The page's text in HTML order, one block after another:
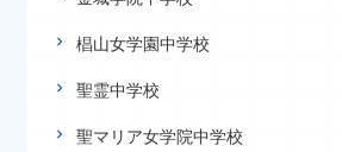
椙山女学園中学校
聖霊中学校
聖マリア女学院中学校